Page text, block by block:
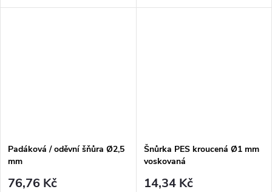
Použití: Šňůra je vhodná k
dobře drží, nepářou se, můžete
Padáková / oděvní šňůra Ø2,5
mm
76,76 Kč
Šnůrka PES kroucená Ø1 mm
voskovaná
14,34 Kč